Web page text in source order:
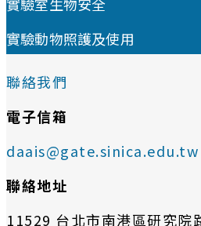
實驗動物照護及使用
聯絡我們
電子信箱
daais@gate.sinica.edu.tw
聯絡地址
11529 台北市南港區研究院